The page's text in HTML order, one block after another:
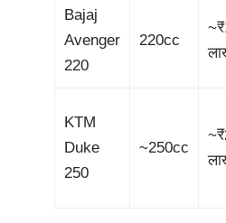
Bajaj
Avenger
220
220cc
KTM
Duke
250
~250cc